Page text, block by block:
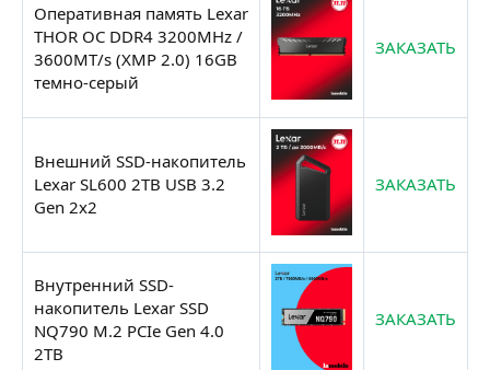
Оперативная память Lexar
THOR OC DDR4 3200MHz /
3600MT/s (XMP 2.0) 16GB
темно-серый
ЗАКАЗАТЬ
Внешний SSD-накопитель
Lexar SL600 2TB USB 3.2
Gen 2x2
ЗАКАЗАТЬ
Внутренний SSD-
накопитель Lexar SSD
NQ790 M.2 PCIe Gen 4.0
2TB
ЗАКАЗАТЬ